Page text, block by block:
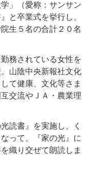
」（愛称：サンサン
と卒業式を挙行し、
生５名の合計２０名
務されている女性を
山陰中央新報社文化
て健康、文化等さま
交流やＪＡ・農業理
読書』を実施し、く
って、『家の光』に
織り交ぜて朗読しま